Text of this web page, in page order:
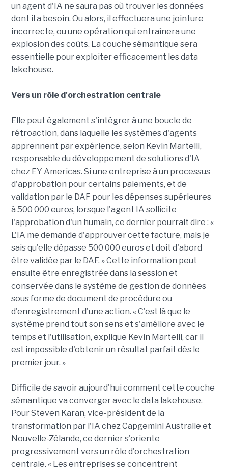
un agent d'IA ne saura pas où trouver les données
dont il a besoin. Ou alors, il effectuera une jointure
incorrecte, ou une opération qui entraînera une
explosion des coûts. La couche sémantique sera
essentielle pour exploiter efficacement les data
lakehouse.
Vers un rôle d'orchestration centrale
Elle peut également s'intégrer à une boucle de
rétroaction, dans laquelle les systèmes d'agents
apprennent par expérience, selon Kevin Martelli,
responsable du développement de solutions d'IA
chez EY Americas. Si une entreprise à un processus
d'approbation pour certains paiements, et de
validation par le DAF pour les dépenses supérieures
à 500 000 euros, lorsque l'agent IA sollicite
l'approbation d'un humain, ce dernier pourrait dire : «
L'IA me demande d'approuver cette facture, mais je
sais qu'elle dépasse 500 000 euros et doit d'abord
être validée par le DAF. » Cette information peut
ensuite être enregistrée dans la session et
conservée dans le système de gestion de données
sous forme de document de procédure ou
d'enregistrement d'une action. « C'est là que le
système prend tout son sens et s'améliore avec le
temps et l'utilisation, explique Kevin Martelli, car il
est impossible d'obtenir un résultat parfait dès le
premier jour. »
Difficile de savoir aujourd'hui comment cette couche
sémantique va converger avec le data lakehouse.
Pour Steven Karan, vice-président de la
transformation par l'IA chez Capgemini Australie et
Nouvelle-Zélande, ce dernier s'oriente
progressivement vers un rôle d'orchestration
centrale. « Les entreprises se concentrent